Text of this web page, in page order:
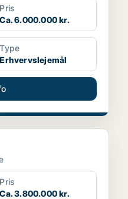
Pris
Ca. 6.000.000 kr.
Type
Erhvervslejemål
Pris
Ca. 3.800.000 kr.